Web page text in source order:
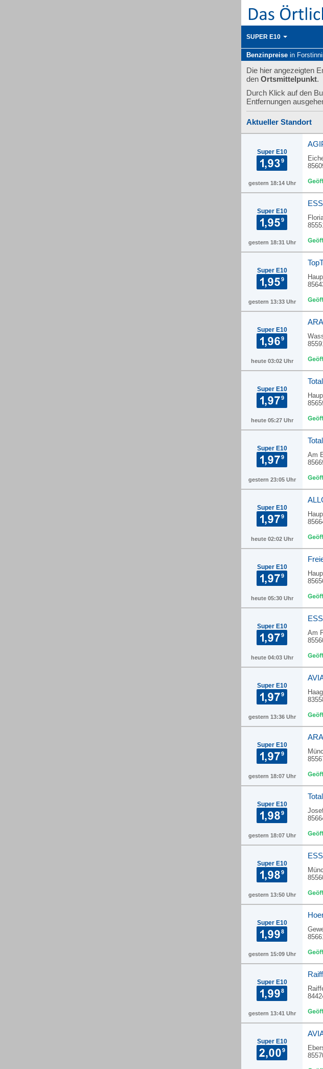
SUPER E10
Benzinpreise in
Die hier angezeigten
den Ortsmittelpunkt.
Durch Klick auf den
Entfernungen
Aktueller Standort
Super E10
gestern 18:14 Uhr
Super E10
gestern 18:31 Uhr
Super E10
gestern 13:33 Uhr
Super E10
heute 03:02 Uhr
Super E10
heute 05:27 Uhr
Super E10
gestern 23:05 Uhr
Am
Super E10
heute 02:02 Uhr
Super E10
heute 05:30 Uhr
Super E10
heute 04:03 Uhr
Am
Super E10
gestern 13:36 Uhr
Super E10
gestern 18:07 Uhr
Super E10
gestern 18:07 Uhr
Super E10
gestern 13:50 Uhr
Super E10
gestern 15:09 Uhr
Super E10
gestern 13:41 Uhr
Super E10